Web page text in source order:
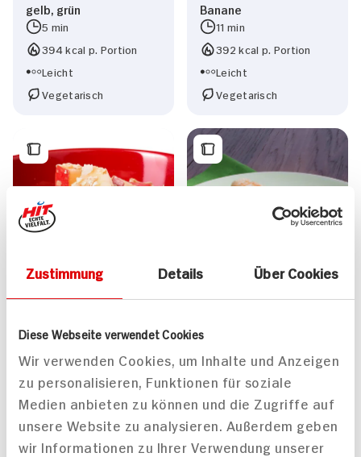
Zustimmung Details Über Cookies
Diese Webseite verwendet Cookies
Wir verwenden Cookies, um Inhalte und Anzeigen
zu personalisieren, Funktionen für soziale
Medien anbieten zu können und die Zugriffe auf
unsere Website zu analysieren. Außerdem geben
wir Informationen zu Ihrer Verwendung unserer
gelb, grün
5 min
394 kcal p. Portion
Leicht
Vegetarisch
Banane
11 min
392 kcal p. Portion
Leicht
Vegetarisch
Gesundes Frühstück mit
Smoothies
15 min
799 kcal p. Portion
Vegane
Bananenpfannkuchen
25 min
394 kcal p. Portion